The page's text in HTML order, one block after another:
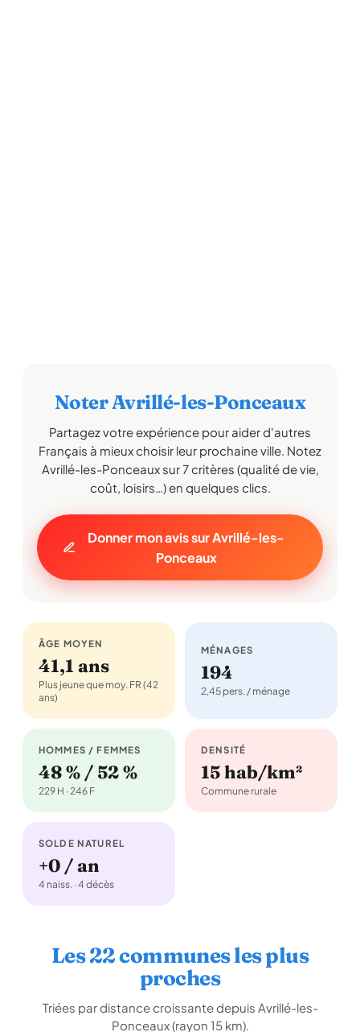
Noter Avrillé-les-Ponceaux
Partagez votre expérience pour aider d'autres
Français à mieux choisir leur prochaine ville. Notez
Avrillé-les-Ponceaux sur 7 critères (qualité de vie,
coût, loisirs…) en quelques clics.
Donner mon avis sur Avrillé-les-
Ponceaux
ÂGE MOYEN
41,1 ans
Plus jeune que moy. FR (42
ans)
MÉNAGES
194
2,45 pers. / ménage
HOMMES / FEMMES
48 % / 52 %
229 H · 246 F
DENSITÉ
15 hab/km²
Commune rurale
SOLDE NATUREL
+0 / an
4 naiss. · 4 décès
Les 22 communes les plus
proches
Triées par distance croissante depuis Avrillé-les-
Ponceaux (rayon 15 km).